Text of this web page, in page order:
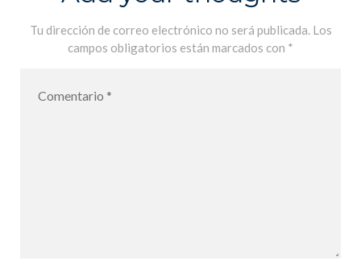
Tu dirección de correo electrónico no será publicada. Los
campos obligatorios están marcados con *